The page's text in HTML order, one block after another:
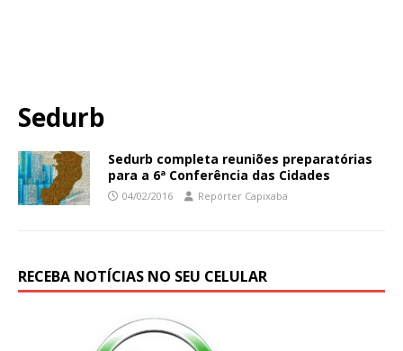
Sedurb
Sedurb completa reuniões preparatórias
para a 6ª Conferência das Cidades
04/02/2016 Repórter Capixaba
RECEBA NOTÍCIAS NO SEU CELULAR